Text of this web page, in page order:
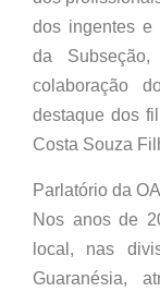
dos ingentes e
da
colaboração
destaque dos
Costa Souza
Parlatório da
Nos anos de
local, nas
Guaranésia,